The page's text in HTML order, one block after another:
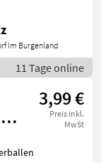
Im Burgenland
11 Tage online
3,99 €
Preis inkl.
MwSt